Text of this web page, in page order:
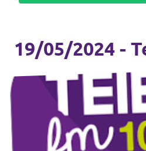
19/05/2024 -